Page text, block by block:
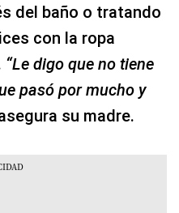
del baño o tratando
con la ropa
“Le digo que no tiene
pasó por mucho y
su madre.